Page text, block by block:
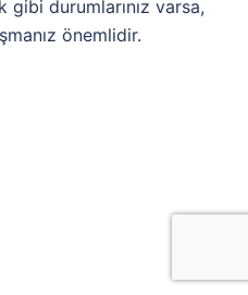
gibi durumlarınız varsa,
önemlidir.